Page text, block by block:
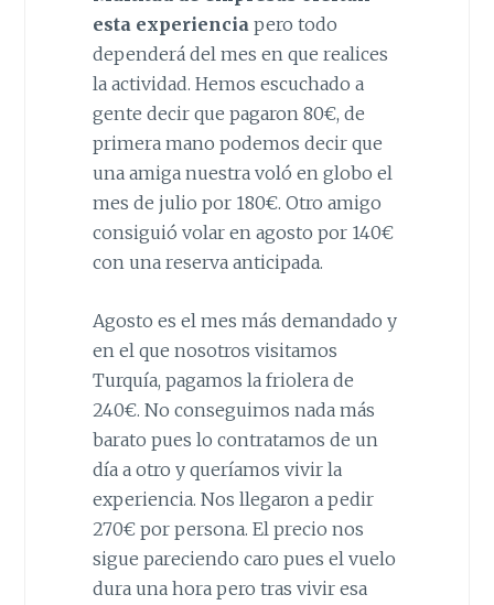
esta experienciapero todo
dependerá del mes en que realices
la actividad. Hemos escuchado a
gente decir que pagaron 80€, de
primera mano podemos decir que
una amiga nuestra voló en globo el
mes de julio por 180€. Otro amigo
consiguió volar en agosto por 140€
con una reserva anticipada.
Agosto es el mes más demandado y
en el que nosotros visitamos
Turquía, pagamos la friolera de
240€. No conseguimos nada más
barato pues lo contratamos de un
día a otro y queríamos vivir la
experiencia. Nos llegaron a pedir
270€ por persona. El precio nos
sigue pareciendo caro pues el vuelo
dura una hora pero tras vivir esa